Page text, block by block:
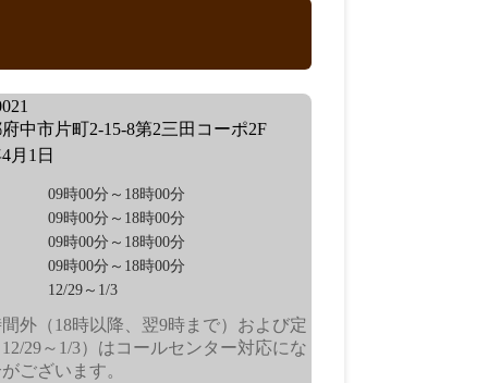
中市片町2-15-8第2三田コーポ2F
月1日
09時00分～18時00分
09時00分～18時00分
09時00分～18時00分
09時00分～18時00分
12/29～1/3
外（18時以降、翌9時まで）および定
29～1/3）はコールセンター対応にな
ございます。